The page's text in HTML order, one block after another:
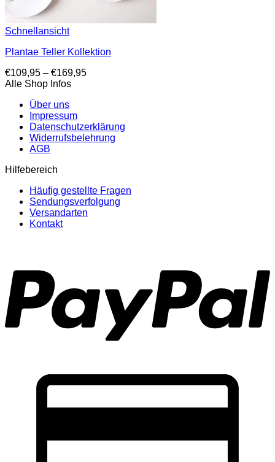
Schnellansicht
Plantae Teller Kollektion
€109,95 – €169,95Preisspanne:
Alle Shop Infos
Über uns
Impressum
Datenschutzerklärung
Widerrufsbelehrung
AGB
Hilfebereich
Häufig gestellte Fragen
Sendungsverfolgung
Versandarten
Kontakt